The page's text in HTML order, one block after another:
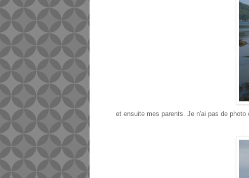
et ensuite mes parents. Je n'ai pas de